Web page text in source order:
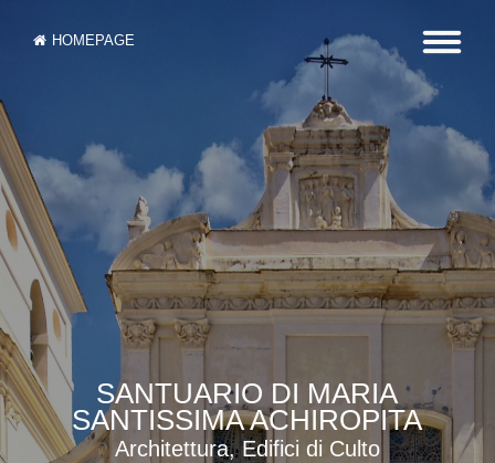
HOMEPAGE
SANTUARIO DI MARIA
SANTISSIMA ACHIROPITA
Architettura, Edifici di Culto